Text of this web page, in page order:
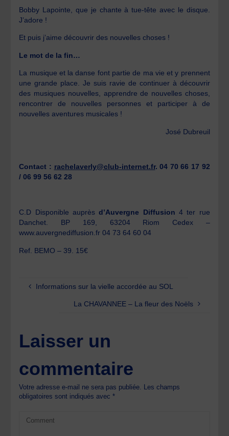
Bobby Lapointe, que je chante à tue-tête avec le disque.
J’adore !
Et puis j’aime découvrir des nouvelles choses !
Le mot de la fin…
La musique et la danse font partie de ma vie et y prennent
une grande place. Je suis ravie de continuer à découvrir
des musiques nouvelles, apprendre de nouvelles choses,
rencontrer de nouvelles personnes et participer à de
nouvelles aventures musicales !
José Dubreuil
Contact : rachelaverly@club-internet.fr. 04 70 66 17 92
/ 06 99 56 62 28
C.D Disponible auprèsd’Auvergne Diffusion4 ter rue
Danchet. BP 169, 63204 Riom Cedex –
www.auvergnediffusion.fr 04 73 64 60 04
Ref. BEMO – 39. 15€
Informations sur la vielle accordée au SOL
La CHAVANNEE – La fleur des Noëls
Laisser un
commentaire
Votre adresse e-mail ne sera pas publiée. Les champs
obligatoires sont indiqués avec*